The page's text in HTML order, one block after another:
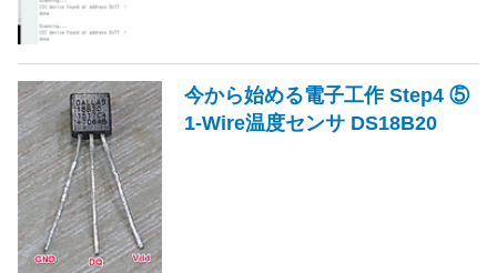
今から始める電子工作 Step4 ⑤
1-Wire温度センサ DS18B20